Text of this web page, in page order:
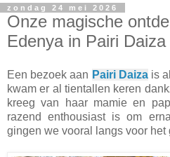
zondag 24 mei 2026
Onze magische
Edenya in Pairi Daiza
Een bezoek aan Pairi Daizais
kwam er al tientallen keren
kreeg van haar mamie en
razend enthousiast is om
gingen we vooral langs voor